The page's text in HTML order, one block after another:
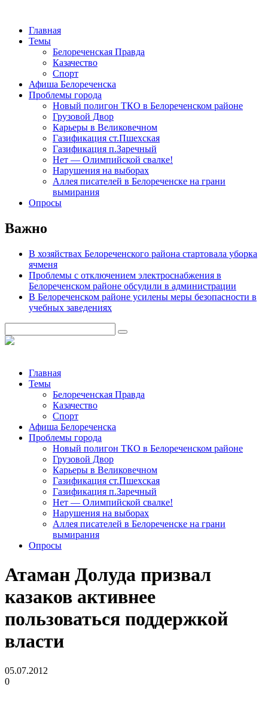
Главная
Темы
Белореченская Правда
Казачество
Спорт
Афиша Белореченска
Проблемы города
Новый полигон ТКО в Белореченском районе
Грузовой Двор
Карьеры в Великовечном
Газификация ст.Пшехская
Газификация п.Заречный
Нет — Олимпийской свалке!
Нарушения на выборах
Аллея писателей в Белореченске на грани
вымирания
Опросы
Важно
В хозяйствах Белореченского района стартовала уборка
ячменя
Проблемы с отключением электроснабжения в
Белореченском районе обсудили в администрации
В Белореченском районе усилены меры безопасности в
учебных заведениях
Главная
Темы
Белореченская Правда
Казачество
Спорт
Афиша Белореченска
Проблемы города
Новый полигон ТКО в Белореченском районе
Грузовой Двор
Карьеры в Великовечном
Газификация ст.Пшехская
Газификация п.Заречный
Нет — Олимпийской свалке!
Нарушения на выборах
Аллея писателей в Белореченске на грани
вымирания
Опросы
Атаман Долуда призвал
казаков активнее
пользоваться поддержкой
власти
05.07.2012
0